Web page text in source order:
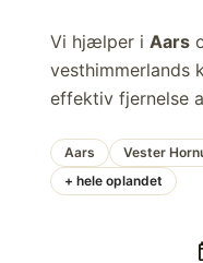
Vi hjælper i Aars
vesthimmerlands
effektiv fjernelse
Aars Vester
+ hele oplandet